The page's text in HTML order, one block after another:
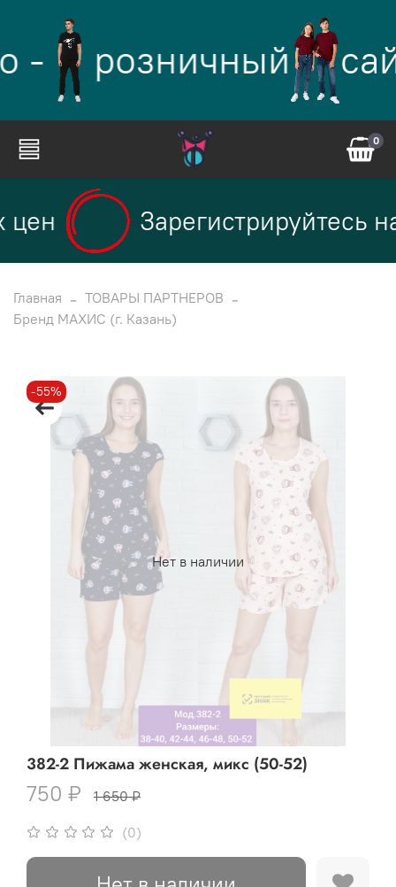
- розничный
0
Зарегистрируйтесь
Главная
ТОВАРЫ ПАРТНЕРОВ
Бренд МАХИС (г. Казань)
Нет в наличии
-55%
(0)
382-2 Пижама женская, микс (50-52)
750 ₽ 1 650 ₽